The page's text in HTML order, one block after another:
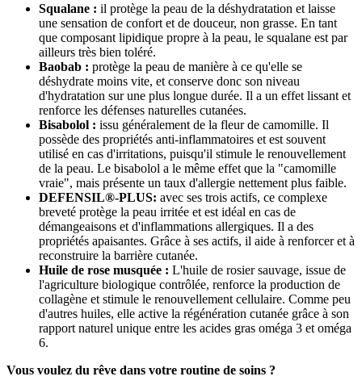
Squalane : il protège la peau de la déshydratation et laisse
une sensation de confort et de douceur, non grasse. En tant
que composant lipidique propre à la peau, le squalane est par
ailleurs très bien toléré.
Baobab : protège la peau de manière à ce qu'elle se
déshydrate moins vite, et conserve donc son niveau
d'hydratation sur une plus longue durée. Il a un effet lissant et
renforce les défenses naturelles cutanées.
Bisabolol : issu généralement de la fleur de camomille. Il
possède des propriétés anti-inflammatoires et est souvent
utilisé en cas d'irritations, puisqu'il stimule le renouvellement
de la peau. Le bisabolol a le même effet que la "camomille
vraie", mais présente un taux d'allergie nettement plus faible.
DEFENSIL®-PLUS: avec ses trois actifs, ce complexe
breveté protège la peau irritée et est idéal en cas de
démangeaisons et d'inflammations allergiques. Il a des
propriétés apaisantes. Grâce à ses actifs, il aide à renforcer et à
reconstruire la barrière cutanée.
Huile de rose musquée : L'huile de rosier sauvage, issue de
l'agriculture biologique contrôlée, renforce la production de
collagène et stimule le renouvellement cellulaire. Comme peu
d'autres huiles, elle active la régénération cutanée grâce à son
rapport naturel unique entre les acides gras oméga 3 et oméga
6.
Vous voulez du rêve dans votre routine de soins ?